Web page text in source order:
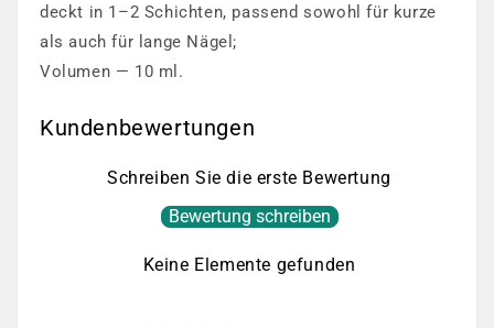
deckt in 1–2 Schichten, passend sowohl für kurze
als auch für lange Nägel;
Volumen — 10 ml.
Kundenbewertungen
Schreiben Sie die erste Bewertung
Bewertung schreiben
Keine Elemente gefunden